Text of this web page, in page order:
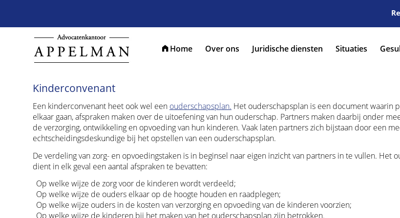
Home Over ons Juridische diensten Situaties
Kinderconvenant
Een kinderconvenant heet ook wel een ouderschapsplan. Het ouderschapsplan is een document waarin
elkaar gaan, afspraken maken over de uitoefening van hun ouderschap. Partners maken daarbij onder
de verzorging, ontwikkeling en opvoeding van hun kinderen. Vaak laten partners zich bijstaan door een
echtscheidingsdeskundige bij het opstellen van een ouderschapsplan.
De verdeling van zorg- en opvoedingstaken is in beginsel naar eigen inzicht van partners in te vullen. Het
dient in elk geval een aantal afspraken te bevatten:
Op welke wijze de zorg voor de kinderen wordt verdeeld;
Op welke wijze de ouders elkaar op de hoogte houden en raadplegen;
Op welke wijze ouders in de kosten van verzorging en opvoeding van de kinderen voorzien;
Op welke wijze de kinderen bij het maken van het ouderschapsplan zijn betrokken.